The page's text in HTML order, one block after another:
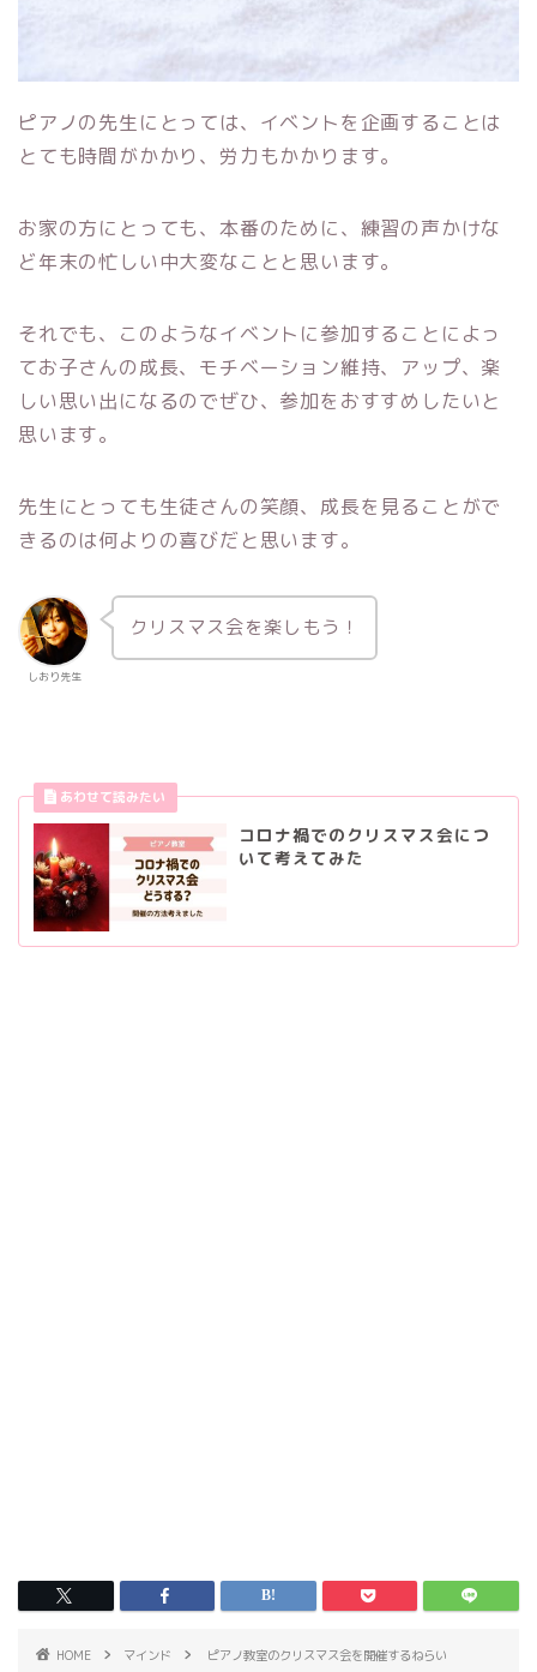
ピアノの先生にとっては、イベントを企画することは
とても時間がかかり、労力もかかります。
お家の方にとっても、本番のために、練習の声かけな
ど年末の忙しい中大変なことと思います。
それでも、このようなイベントに参加することによっ
てお子さんの成長、モチベーション維持、アップ、楽
しい思い出になるのでぜひ、参加をおすすめしたいと
思います。
先生にとっても生徒さんの笑顔、成長を見ることがで
きるのは何よりの喜びだと思います。
しおり先生
クリスマス会を楽しもう！
コロナ禍でのクリスマス会につ
いて考えてみた
HOME マインド ピアノ教室のクリスマス会を開催するねらい